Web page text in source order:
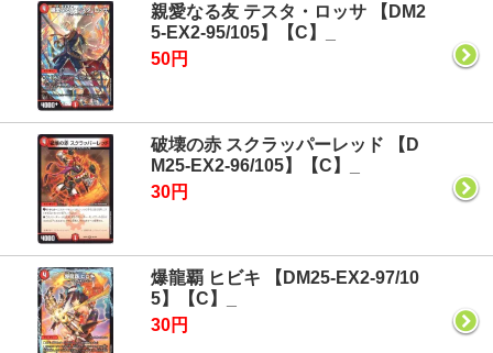
親愛なる友 テスタ・ロッサ 【DM2
5-EX2-95/105】【C】_
50円
破壊の赤 スクラッパーレッド 【D
M25-EX2-96/105】【C】_
30円
爆龍覇 ヒビキ 【DM25-EX2-97/10
5】【C】_
30円